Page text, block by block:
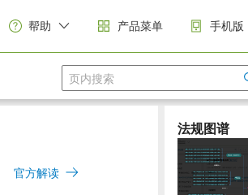
帮助 产品菜单 手机版
官方解读
法规图谱